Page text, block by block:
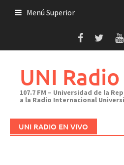
Menú Superior
UNI Radio
107.7 FM – Universidad de la
a la Radio Internacional
UNI RADIO EN VIVO